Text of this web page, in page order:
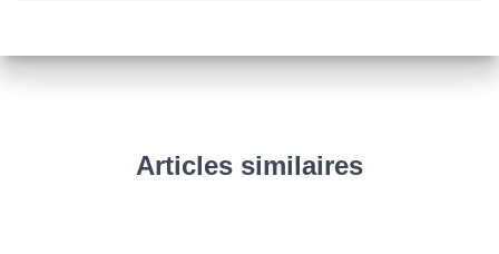
Articles similaires